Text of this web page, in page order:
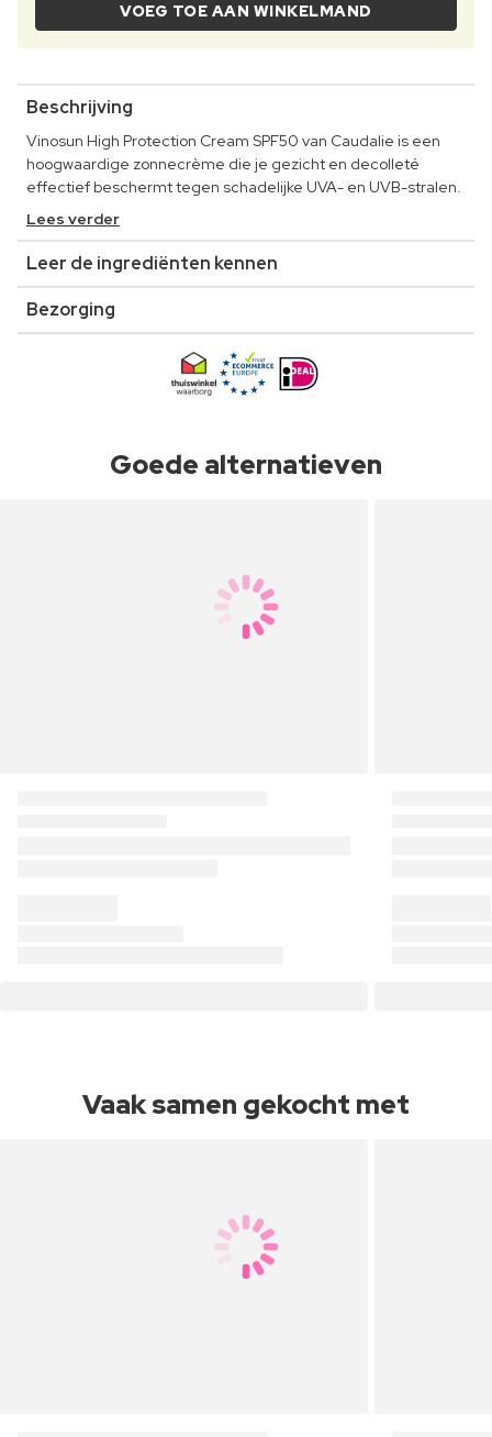
VOEG TOE AAN WINKELMAND
Beschrijving
Vinosun High Protection Cream SPF50 van Caudalie is een
hoogwaardige zonnecrème die je gezicht en decolleté
effectief beschermt tegen schadelijke UVA- en UVB-stralen.
Lees verder
Leer de ingrediënten kennen
Bezorging
Goede alternatieven
Vaak samen gekocht met